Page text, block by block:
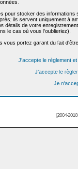
pour stocker des
ils servent uniquement à
détails de votre
le cas où vous l'oublieriez).
vous portez garant du fait
J'accepte le règlement et
J'accepte le
Je
[2004-2018